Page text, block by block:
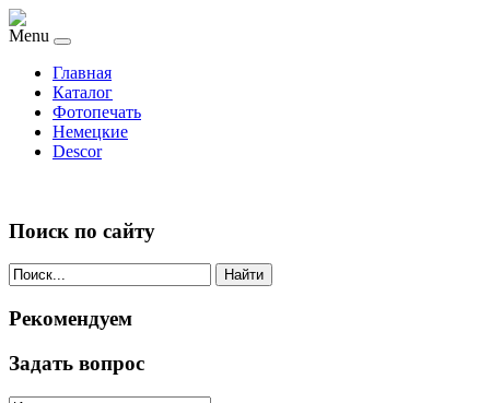
Menu
Главная
Каталог
Фотопечать
Немецкие
Descor
Поиск по сайту
Найти
Рекомендуем
Задать вопрос